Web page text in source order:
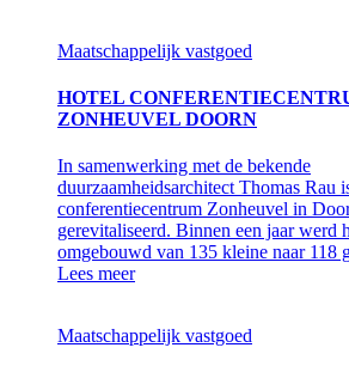
Maatschappelijk vastgoed
HOTEL
ZONHEUVEL DOORN
In samenwerking met de bekende
duurzaamheidsarchitect Thomas Rau
conferentiecentrum Zonheuvel in
gerevitaliseerd. Binnen een jaar werd
omgebouwd van 135 kleine naar 118
Lees meer
Maatschappelijk vastgoed